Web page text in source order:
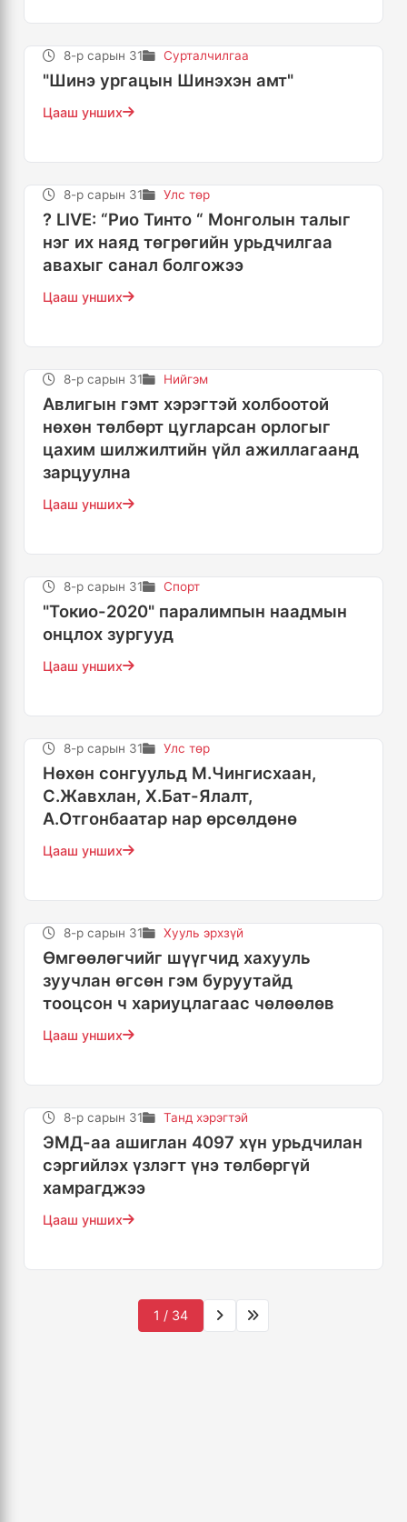
8-р сарын 31 Сурталчилгаа
"Шинэ ургацын Шинэхэн амт"
Цааш унших
8-р сарын 31 Улс төр
? LIVE: “Рио Тинто “ Монголын талыг
нэг их наяд төгрөгийн урьдчилгаа
авахыг санал болгожээ
Цааш унших
8-р сарын 31 Нийгэм
Авлигын гэмт хэрэгтэй холбоотой
нөхөн төлбөрт цугларсан орлогыг
цахим шилжилтийн үйл ажиллагаанд
зарцуулна
Цааш унших
8-р сарын 31 Спорт
"Токио-2020" паралимпын наадмын
онцлох зургууд
Цааш унших
8-р сарын 31 Улс төр
Нөхөн сонгуульд М.Чингисхаан,
С.Жавхлан, Х.Бат-Ялалт,
А.Отгонбаатар нар өрсөлдөнө
Цааш унших
8-р сарын 31 Хууль эрхзүй
Өмгөөлөгчийг шүүгчид хахууль
зуучлан өгсөн гэм буруутайд
тооцсон ч хариуцлагаас чөлөөлөв
Цааш унших
8-р сарын 31 Танд хэрэгтэй
ЭМД-аа ашиглан 4097 хүн урьдчилан
сэргийлэх үзлэгт үнэ төлбөргүй
хамрагджээ
Цааш унших
1 / 34